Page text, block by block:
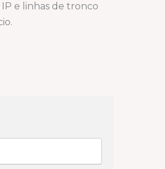
e linhas de tronco